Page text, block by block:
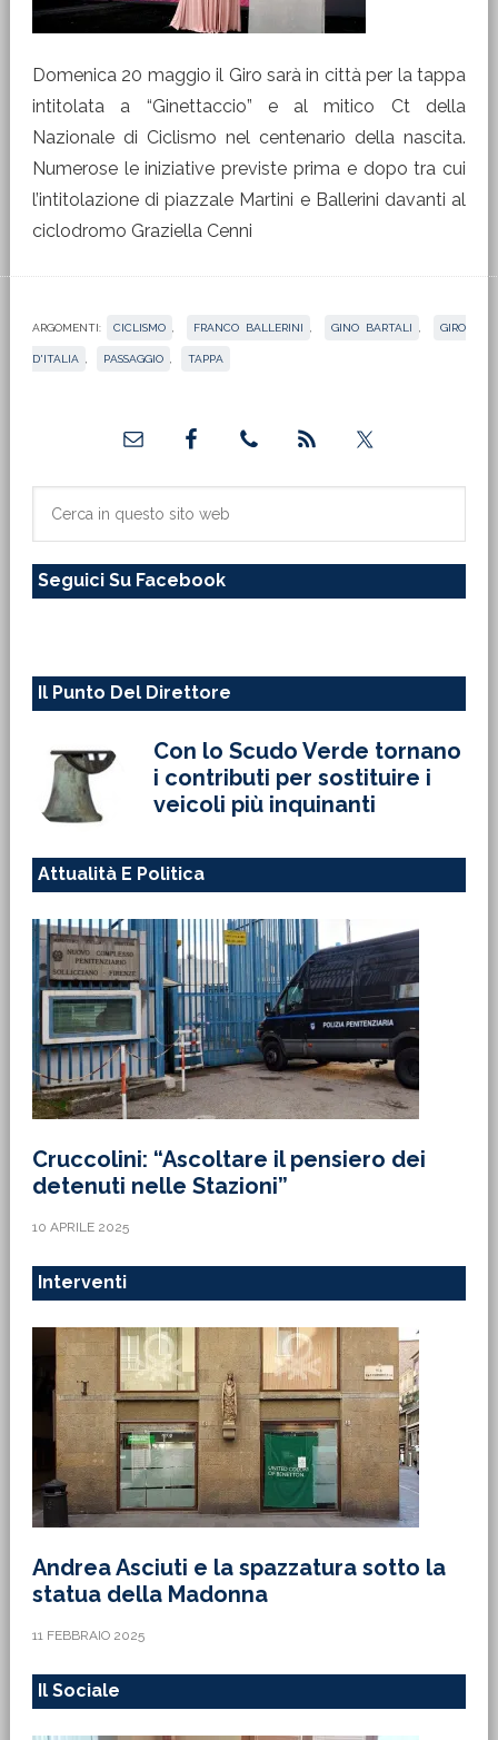
Domenica 20 maggio il Giro sarà in città per la tappa
intitolata a “Ginettaccio” e al mitico Ct della
Nazionale di Ciclismo nel centenario della nascita.
Numerose le iniziative previste prima e dopo tra cui
l’intitolazione di piazzale Martini e Ballerini davanti al
ciclodromo Graziella Cenni
ARGOMENTI: CICLISMO FRANCO BALLERINI GINO BARTALI GIRO
D'ITALIA PASSAGGIO TAPPA
primaria
sito
Seguici Su Facebook
Il Punto Del Direttore
Con lo Scudo Verde tornano
i contributi per sostituire i
veicoli più inquinanti
Attualità E Politica
Cruccolini: “Ascoltare il pensiero dei
detenuti nelle Stazioni”
10 APRILE 2025
Interventi
Andrea Asciuti e la spazzatura sotto la
statua della Madonna
11 FEBBRAIO 2025
Il Sociale